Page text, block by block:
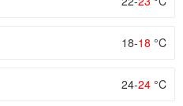
18-18 °C
24-24 °C